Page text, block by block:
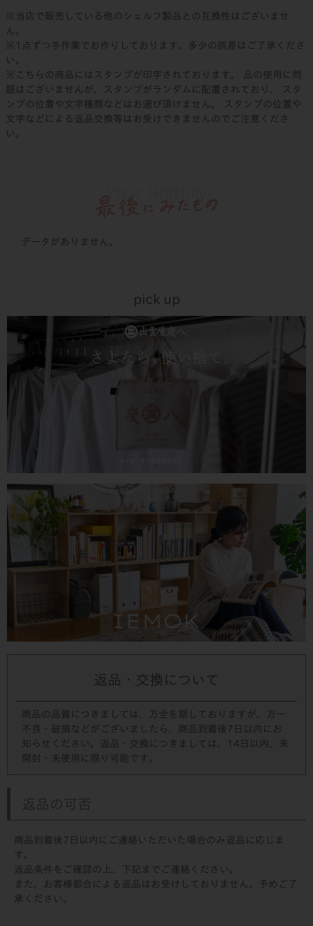
※当店で販売している他のシェルフ製品との互換性はございませ
ん。
※1点ずつ手作業でお作りしております。多少の誤差はご了承くださ
い。
※こちらの商品にはスタンプが印字されております。 品の使用に問
題はございませんが、スタンプがランダムに配置されており、 スタ
ンプの位置や文字種類などはお選び頂けません。 スタンプの位置や
文字などによる返品交換等はお受けできませんのでご注意くださ
い。
データがありません。
pick up
返品・交換について
商品の品質につきましては、万全を期しておりますが、万一
不良・破損などがございましたら、商品到着後7日以内にお
知らせください。返品・交換につきましては、14日以内、未
開封・未使用に限り可能です。
返品の可否
商品到着後7日以内にご連絡いただいた場合のみ返品に応じま
す。
返品条件をご確認の上、下記までご連絡ください。
また、お客様都合による返品はお受けしておりません。予めご了
承ください。